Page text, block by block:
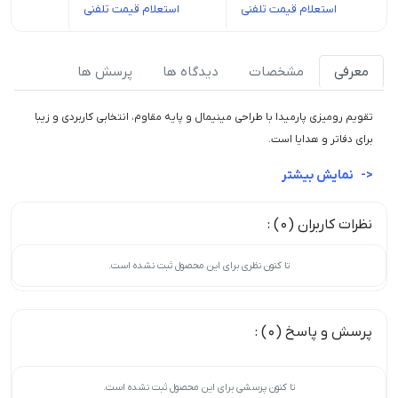
استعلام قیمت تلفنی استعلام قیمت تلفنی
معرفی مشخصات دیدگاه ها پرسش ها
تقویم رومیزی پارمیدا با طراحی مینیمال و پایه مقاوم، انتخابی کاربردی و زیبا
برای دفاتر و هدایا است.
نظرات کاربران (0) :
تا کنون نظری برای این محصول ثبت نشده است.
پرسش و پاسخ (0) :
تا کنون پرسشی برای این محصول ثبت نشده است.